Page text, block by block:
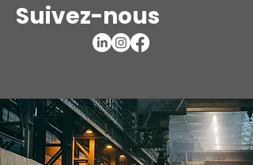
Suivez-nous